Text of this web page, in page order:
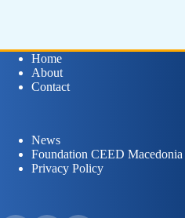
Home
About
Contact
News
Foundation CEED Macedonia
Privacy Policy